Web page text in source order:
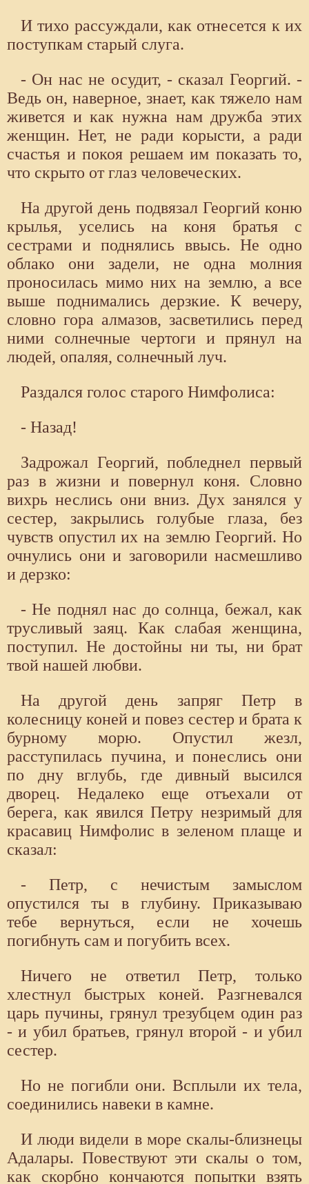
И тихо рассуждали, как отнесется к их
поступкам старый слуга.
- Он нас не осудит, - сказал Георгий. -
Ведь он, наверное, знает, как тяжело нам
живется и как нужна нам дружба этих
женщин. Нет, не ради корысти, а ради
счастья и покоя решаем им показать то,
что скрыто от глаз человеческих.
На другой день подвязал Георгий коню
крылья, уселись на коня братья с
сестрами и поднялись ввысь. Не одно
облако они задели, не одна молния
проносилась мимо них на землю, а все
выше поднимались дерзкие. К вечеру,
словно гора алмазов, засветились перед
ними солнечные чертоги и прянул на
людей, опаляя, солнечный луч.
Раздался голос старого Нимфолиса:
- Назад!
Задрожал Георгий, побледнел первый
раз в жизни и повернул коня. Словно
вихрь неслись они вниз. Дух занялся у
сестер, закрылись голубые глаза, без
чувств опустил их на землю Георгий. Но
очнулись они и заговорили насмешливо
и дерзко:
- Не поднял нас до солнца, бежал, как
трусливый заяц. Как слабая женщина,
поступил. Не достойны ни ты, ни брат
твой нашей любви.
На другой день запряг Петр в
колесницу коней и повез сестер и брата к
бурному морю. Опустил жезл,
расступилась пучина, и понеслись они
по дну вглубь, где дивный высился
дворец. Недалеко еще отъехали от
берега, как явился Петру незримый для
красавиц Нимфолис в зеленом плаще и
сказал:
- Петр, с нечистым замыслом
опустился ты в глубину. Приказываю
тебе вернуться, если не хочешь
погибнуть сам и погубить всех.
Ничего не ответил Петр, только
хлестнул быстрых коней. Разгневался
царь пучины, грянул трезубцем один раз
- и убил братьев, грянул второй - и убил
сестер.
Но не погибли они. Всплыли их тела,
соединились навеки в камне.
И люди видели в море скалы-близнецы
Адалары. Повествуют эти скалы о том,
как скорбно кончаются попытки взять